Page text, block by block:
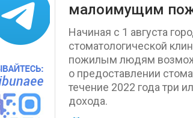
малоимущим
Начиная с 1 августа
стоматологической
пожилым людям
о предоставлении
течение 2022 года три
дохода.